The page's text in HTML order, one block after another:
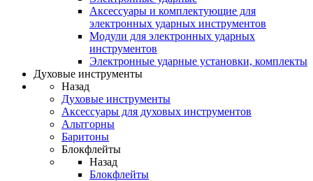
Аксессуары и комплектующие для
электронных ударных инструментов
Модули для электронных ударных
инструментов
Электронные ударные установки, комплекты
Духовые инструменты
Назад
Духовые инструменты
Аксессуары для духовых инструментов
Альтгорны
Баритоны
Блокфлейты
Назад
Блокфлейты